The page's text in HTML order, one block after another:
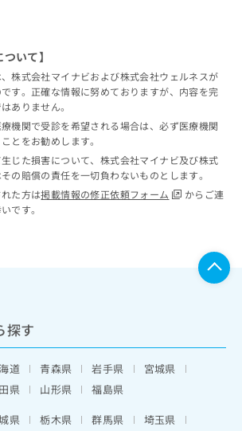
いて】
株式会社マイナビおよび株式会社ウェルネスが
す。正確な情報に努めておりますが、内容を完
ありません。
機関で受診を希望される場合は、必ず医療機関
とをお勧めします。
じた損害について、株式会社マイナビ及び株式
の賠償の責任を一切負わないものとします。
た方は掲載情報の修正依頼フォーム
からご連
です。
探す
道 青森県 岩手県
宮城県
県
山形県
福島県
県 栃木県 群馬県
埼玉県